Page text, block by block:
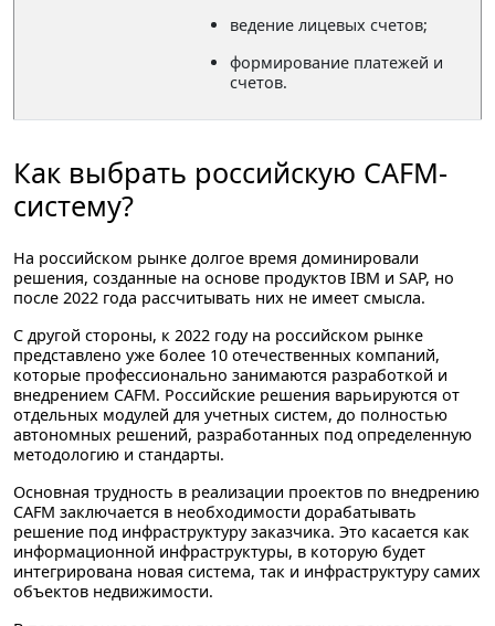
ведение лицевых счетов;
формирование платежей и
счетов.
Как выбрать российскую CAFM-
систему?
На российском рынке долгое время доминировали
решения, созданные на основе продуктов IBM и SAP, но
после 2022 года рассчитывать них не имеет смысла.
С другой стороны, к 2022 году на российском рынке
представлено уже более 10 отечественных компаний,
которые профессионально занимаются разработкой и
внедрением CAFM. Российские решения варьируются от
отдельных модулей для учетных систем, до полностью
автономных решений, разработанных под определенную
методологию и стандарты.
Основная трудность в реализации проектов по внедрению
CAFM заключается в необходимости дорабатывать
решение под инфраструктуру заказчика. Это касается как
информационной инфраструктуры, в которую будет
интегрирована новая система, так и инфраструктуру самих
объектов недвижимости.